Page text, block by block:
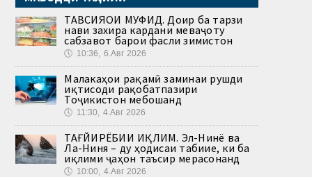
ТАВСИЯҲОИ МУФИД. Доир ба тарзи
нави захира кардани меваҷоту
сабзавот барои фасли зимистон
🕔 10:36, 6.Авг 2026
Малакаҳои рақамӣ заминаи рушди
иқтисоди рақобатпазири
Тоҷикистон мебошанд
🕔 11:30, 4.Авг 2026
ТАҒЙИРЁБИИ ИҚЛИМ. Эл-Нинё ва
Ла-Ниня – ду ҳодисаи табиие, ки ба
иқлими ҷаҳон таъсир мерасонанд
🕔 10:00, 4.Авг 2026